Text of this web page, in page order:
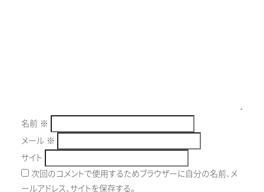
名前 ※
メール ※
サイト
次回のコメントで使用するためブラウザーに自分の名前、メ
ールアドレス、サイトを保存する。